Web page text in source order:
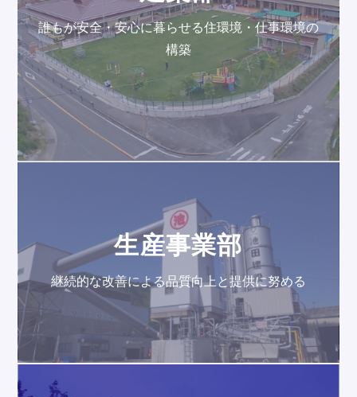
誰もが安全・安心に暮らせる住環境・仕事環境の
構築
生産事業部
継続的な改善による品質向上と提供に努める